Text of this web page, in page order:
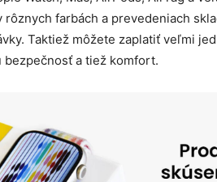
farbách a prevedeniach
Taktiež môžete zaplatiť veľmi
bezpečnosť a tiež komfort.